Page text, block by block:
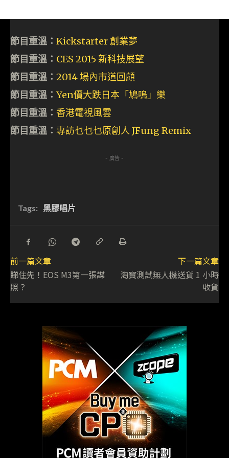
節目重溫： Kickstarter 創業夢
節目重溫： CES 2015 新科技展望
節目重溫： 2014 場內市道回顧
節目重溫： Yen價大跌日本「鳩嗚」樂
節目重溫： 香港電視風雲
節目重溫： 專訪乜乜乜原創人 JFung Remix
- 廣告 -
Tags: 黑膠唱片
前一篇文章
睇住先！EOS M3第一張諜
照？
下一篇文章
淘寶測試無人機送貨 1 小時
收貨